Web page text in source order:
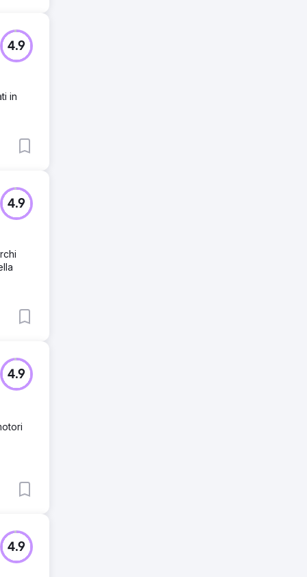
4.9
in
4.9
4.9
4.9